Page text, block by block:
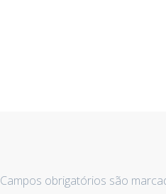
Campos obrigatórios são